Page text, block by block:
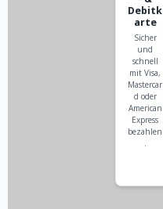
Debitk
arte
Sicher
und
schnell
mit Visa,
Mastercar
d oder
American
Express
bezahlen
.